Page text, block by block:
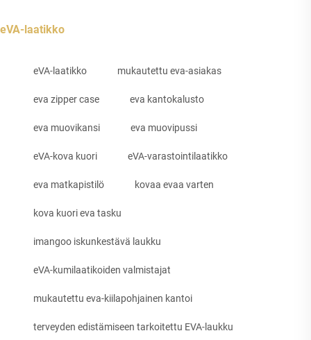
eVA-laatikko
eVA-laatikko mukautettu eva-asiakas
eva zipper case eva kantokalusto
eva muovikansi eva muovipussi
eVA-kova kuori eVA-varastointilaatikko
eva matkapistilö kovaa evaa varten
kova kuori eva tasku
imangoo iskunkestävä laukku
eVA-kumilaatikoiden valmistajat
mukautettu eva-kiilapohjainen kantoi
terveyden edistämiseen tarkoitettu EVA-laukku